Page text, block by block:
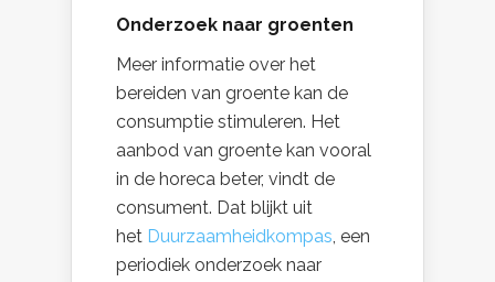
Onderzoek naar groenten
Meer informatie over het
bereiden van groente kan de
consumptie stimuleren. Het
aanbod van groente kan vooral
in de horeca beter, vindt de
consument. Dat blijkt uit
het Duurzaamheidkompas, een
periodiek onderzoek naar